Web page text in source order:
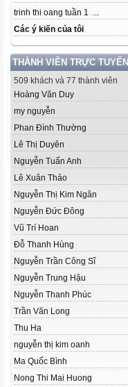
trinh thi oang tuần 1 ...
Các ý kiến của tôi
THÀNH VIÊN TRỰC TUYẾN
509 khách và 77 thành viên
Hoàng Văn Duy
my nguyễn
Phan Đình Thường
Lê Thị Duyên
Nguyễn Tuấn Anh
Lê Xuân Thảo
Nguyễn Thị Kim Ngân
Nguyễn Đức Đông
Vũ Trí Hoan
Đỗ Thanh Hùng
Nguyễn Trần Công Sĩ
Nguyễn Trung Hậu
Nguyễn Thanh Phúc
Trần Văn Long
Thu Ha
nguyễn thị kim oanh
Ma Quốc Bình
Nong Thi Mai Huong